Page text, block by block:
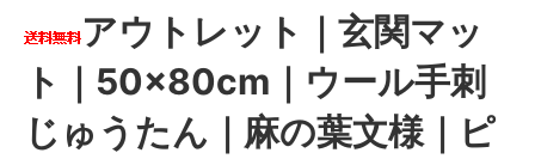
アウトレット｜玄関マッ
ト｜50×80cm｜ウール手刺
じゅうたん｜麻の葉文様｜ピ